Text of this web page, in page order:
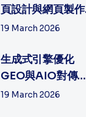
頁設計與網頁製作
有何不同？如何選
19 March 2026
生成式引擎優化
GEO與AIO對傳統
SEO網絡營銷帶來
19 March 2026